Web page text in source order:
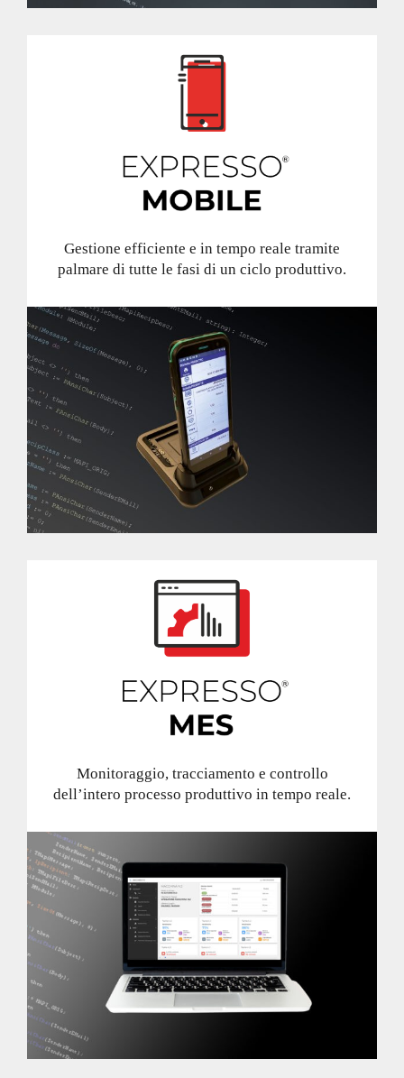
Gestione efficiente e in tempo reale tramite
palmare di tutte le fasi di un ciclo produttivo.
Monitoraggio, tracciamento e controllo
dell’intero processo produttivo in tempo reale.